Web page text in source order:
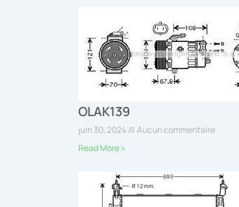
OLAK139
juin 30, 2024
Aucun commentaire
Read More »